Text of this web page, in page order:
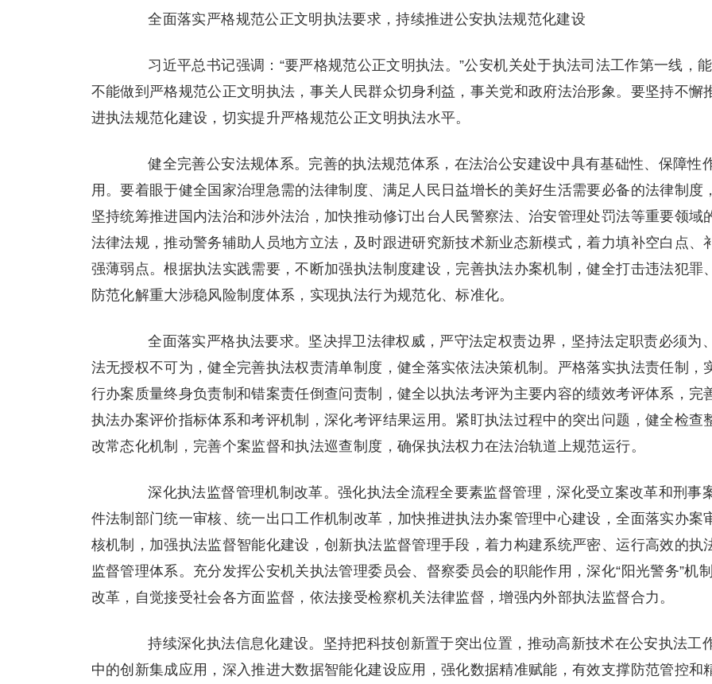
全面落实严格规范公正文明执法要求，持续推进公安执法规范化建设
习近平总书记强调：“要严格规范公正文明执法。”公安机关处于执法司法工作第一线，能
不能做到严格规范公正文明执法，事关人民群众切身利益，事关党和政府法治形象。要坚持不懈
进执法规范化建设，切实提升严格规范公正文明执法水平。
健全完善公安法规体系。完善的执法规范体系，在法治公安建设中具有基础性、保障性
用。要着眼于健全国家治理急需的法律制度、满足人民日益增长的美好生活需要必备的法律制度，
坚持统筹推进国内法治和涉外法治，加快推动修订出台人民警察法、治安管理处罚法等重要领域
法律法规，推动警务辅助人员地方立法，及时跟进研究新技术新业态新模式，着力填补空白点、
强薄弱点。根据执法实践需要，不断加强执法制度建设，完善执法办案机制，健全打击违法犯罪、
防范化解重大涉稳风险制度体系，实现执法行为规范化、标准化。
全面落实严格执法要求。坚决捍卫法律权威，严守法定权责边界，坚持法定职责必须为、
法无授权不可为，健全完善执法权责清单制度，健全落实依法决策机制。严格落实执法责任制，
行办案质量终身负责制和错案责任倒查问责制，健全以执法考评为主要内容的绩效考评体系，完
执法办案评价指标体系和考评机制，深化考评结果运用。紧盯执法过程中的突出问题，健全检查
改常态化机制，完善个案监督和执法巡查制度，确保执法权力在法治轨道上规范运行。
深化执法监督管理机制改革。强化执法全流程全要素监督管理，深化受立案改革和刑事
件法制部门统一审核、统一出口工作机制改革，加快推进执法办案管理中心建设，全面落实办案
核机制，加强执法监督智能化建设，创新执法监督管理手段，着力构建系统严密、运行高效的执
监督管理体系。充分发挥公安机关执法管理委员会、督察委员会的职能作用，深化“阳光警务”机制
改革，自觉接受社会各方面监督，依法接受检察机关法律监督，增强内外部执法监督合力。
持续深化执法信息化建设。坚持把科技创新置于突出位置，推动高新技术在公安执法工
中的创新集成应用，深入推进大数据智能化建设应用，强化数据精准赋能，有效支撑防范管控和